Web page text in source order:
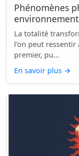
Phénomènes
La totalité
l’on peut
premier, pu...
En savoir plus →